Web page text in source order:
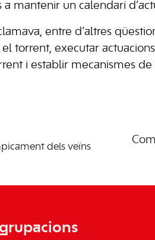
a mantenir un calendari
entre d’altres
torrent, executar
i establir mecanismes
dels veïns